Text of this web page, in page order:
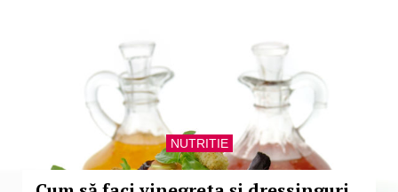
NUTRITIE